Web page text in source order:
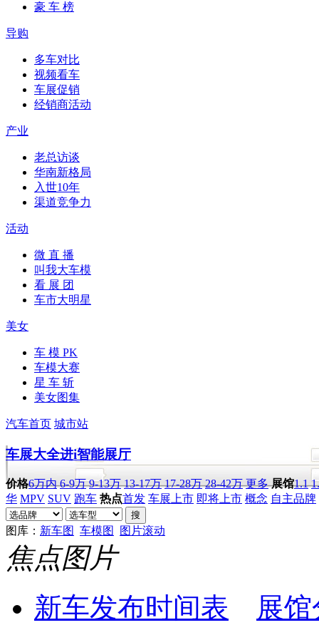
豪 车 榜
导购
多车对比
视频看车
车展促销
经销商活动
产业
老总访谈
华南新格局
入世10年
渠道竞争力
活动
微 直 播
叫我大车模
看 展 团
车市大明星
美女
车 模 PK
车模大赛
星 车 斩
美女图集
汽车首页 城市站
车展大全进i智能展厅
价格6万内 6-9万 9-13万 13-17万 17-28万 28-42万 更多 展馆1.1
华 MPV SUV 跑车 热点首发 车展上市 即将上市 概念 自主品牌
图库： 新车图 车模图 图片滚动
焦点图片
新车发布时间表
展